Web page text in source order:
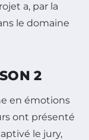
a, par la
le domaine
2
en émotions
ont présenté
le jury,